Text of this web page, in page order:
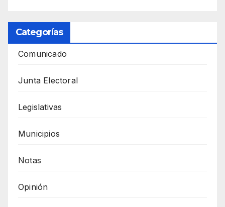
Categorías
Comunicado
Junta Electoral
Legislativas
Municipios
Notas
Opinión